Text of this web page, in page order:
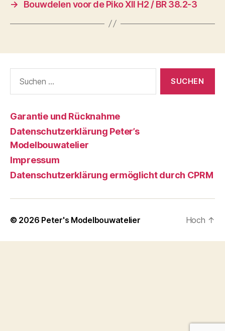
→
Bouwdelen voor de Piko XII H2 / BR 38.2-3
nach:
Garantie und Rücknahme
​Datenschutzerklärung Peter’s
Modelbouwatelier
Impressum
Datenschutzerklärung ermöglicht durch CPRM
© 2026 Peter's Modelbouwatelier Hoch ↑